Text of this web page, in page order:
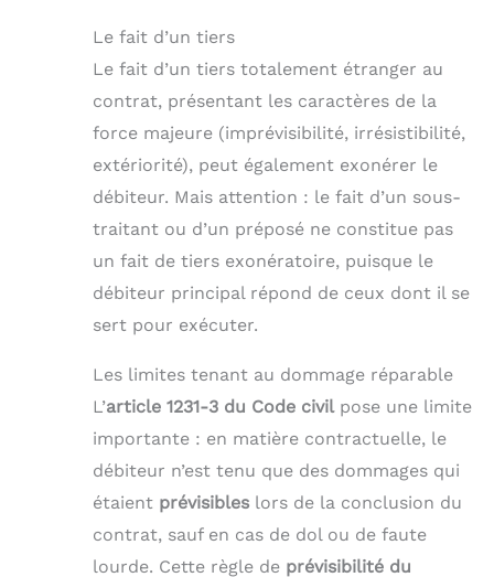
Le fait d’un tiers
Le fait d’un tiers totalement étranger au
contrat, présentant les caractères de la
force majeure (imprévisibilité, irrésistibilité,
extériorité), peut également exonérer le
débiteur. Mais attention : le fait d’un sous-
traitant ou d’un préposé ne constitue pas
un fait de tiers exonératoire, puisque le
débiteur principal répond de ceux dont il se
sert pour exécuter.
Les limites tenant au dommage réparable
L’article 1231-3 du Code civilpose une limite
importante : en matière contractuelle, le
débiteur n’est tenu que des dommages qui
étaient prévisibles lors de la conclusion du
contrat, sauf en cas de dol ou de faute
lourde. Cette règle de prévisibilité du